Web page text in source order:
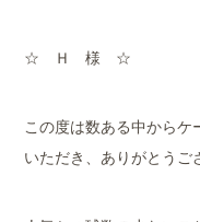
☆ Ｈ 様 ☆
この度は数ある中からケ
いただき、ありがとうご